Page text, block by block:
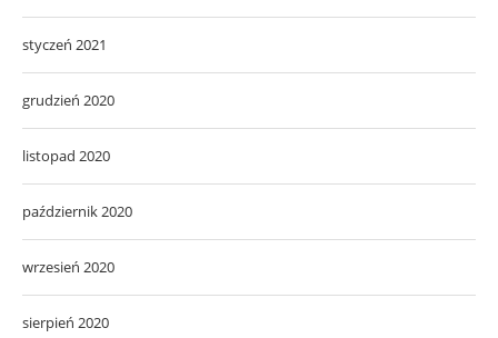
styczeń 2021
grudzień 2020
listopad 2020
październik 2020
wrzesień 2020
sierpień 2020